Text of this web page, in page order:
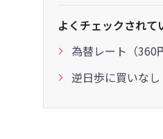
よくチェックされて
為替レート（360
逆日歩に買いなし